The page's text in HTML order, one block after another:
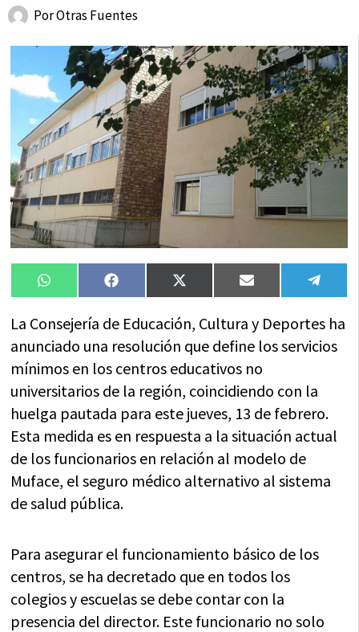
PorOtras Fuentes
Compartir
en
WhatsAppCompartir
en
FacebookCompartir
en
X
(Twitter)
Compartir
en
Email
en
La Consejería de Educación, Cultura y Deportes ha
anunciado una resolución que define los servicios
mínimos en los centros educativos no
universitarios de la región, coincidiendo con la
huelga pautada para este jueves, 13 de febrero.
Esta medida es en respuesta a la situación actual
de los funcionarios en relación al modelo de
Muface, el seguro médico alternativo al sistema
de salud pública.
Para asegurar el funcionamiento básico de los
centros, se ha decretado que en todos los
colegios y escuelas se debe contar con la
presencia del director. Este funcionario no solo